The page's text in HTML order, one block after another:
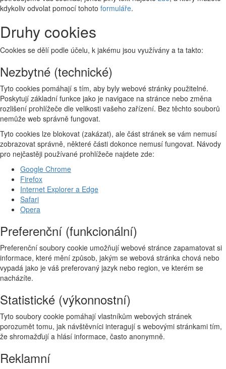
kdykoliv odvolat pomocí tohoto formuláře.
Druhy cookies
Cookies se dělí podle účelu, k jakému jsou využívány a ta takto:
Nezbytné (technické)
Tyto cookies pomáhají s tím, aby byly webové stránky použitelné.
Poskytují základní funkce jako je navigace na stránce nebo změna
rozlišení prohlížeče dle velikosti vašeho zařízení. Bez těchto souborů
nemůže web správně fungovat.
Tyto cookies lze blokovat (zakázat), ale část stránek se vám nemusí
zobrazovat správně, některé části dokonce nemusí fungovat. Návody
pro nejčastěji používané prohlížeče najdete zde:
Google Chrome
Firefox
Internet Explorer a Edge
Safari
Opera
Preferenční (funkcionální)
Preferenční soubory cookie umožňují webové stránce zapamatovat si
informace, které mění způsob, jakým se webová stránka chová nebo
vypadá jako je váš preferovaný jazyk nebo region, ve kterém se
nacházíte.
Statistické (výkonnostní)
Tyto soubory cookie pomáhají vlastníkům webových stránek
porozumět tomu, jak návštěvníci interagují s webovými stránkami tím,
že shromažďují a hlásí informace, často anonymně.
Reklamní